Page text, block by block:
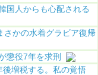
国人からも心配される
さかの水着グラビア復帰
懲役7年を求刑
後増税する。私の覚悟